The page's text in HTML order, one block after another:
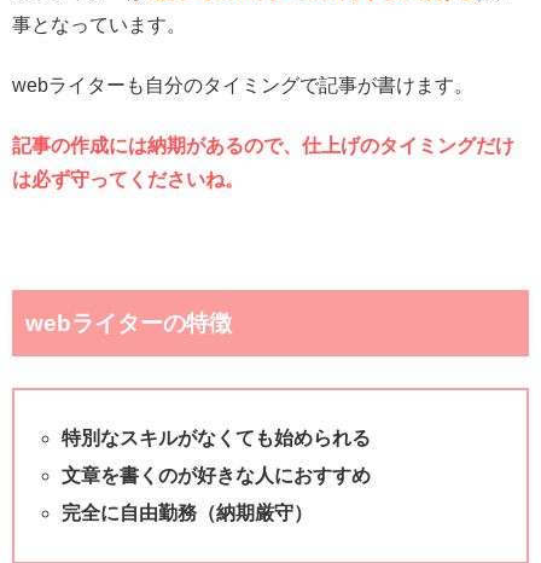
事となっています。
webライターも自分のタイミングで記事が書けます。
記事の作成には納期があるので、仕上げのタイミングだけ
は必ず守ってくださいね。
webライターの特徴
特別なスキルがなくても始められる
文章を書くのが好きな人におすすめ
完全に自由勤務（納期厳守）